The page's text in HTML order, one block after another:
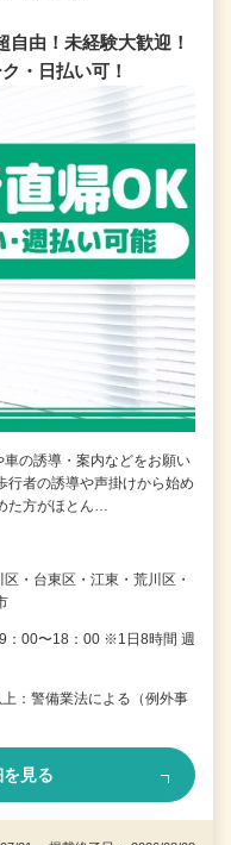
自由！未経験大歓迎！
・日払い可！
の誘導・案内などをお願い
行者の誘導や声掛けから始め
た方がほとん…
・台東区・江東・荒川区・
：00〜18：00 ※1日8時間 週
：警備業法による（例外事
見る